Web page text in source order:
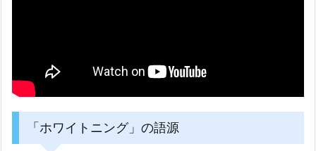
「ホワイトニング」の語源